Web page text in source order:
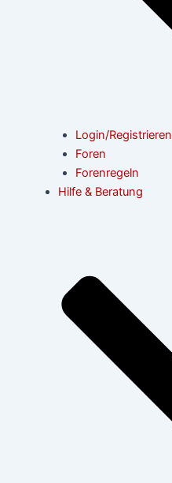
Login/Registrieren
Foren
Forenregeln
Hilfe & Beratung